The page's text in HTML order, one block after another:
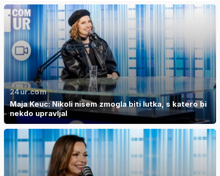
24ur.com
Maja Keuc: Nikoli nisem zmogla biti lutka, s katero bi
nekdo upravljal